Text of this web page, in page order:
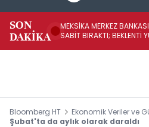
SON
DAKİKA
MEKSİKA MERKEZ
SABİT BIRAKTI; BEKLENTİ
Bloomberg HT Ekonomik Veriler ve
Şubat'ta da aylık olarak daraldı